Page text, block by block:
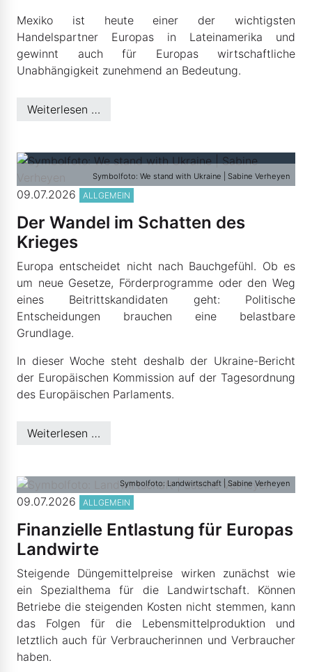
Mexiko ist heute einer der wichtigsten
Handelspartner Europas in Lateinamerika und
gewinnt auch für Europas wirtschaftliche
Unabhängigkeit zunehmend an Bedeutung.
Weiterlesen …
Symbolfoto: We stand with Ukraine | Sabine Verheyen
09.07.2026 ALLGEMEIN
Der Wandel im Schatten des
Krieges
Europa entscheidet nicht nach Bauchgefühl. Ob es
um neue Gesetze, Förderprogramme oder den Weg
eines Beitrittskandidaten geht: Politische
Entscheidungen brauchen eine belastbare
Grundlage.
In dieser Woche steht deshalb der Ukraine-Bericht
der Europäischen Kommission auf der Tagesordnung
des Europäischen Parlaments.
Weiterlesen …
Symbolfoto: Landwirtschaft | Sabine Verheyen
09.07.2026 ALLGEMEIN
Finanzielle Entlastung für Europas
Landwirte
Steigende Düngemittelpreise wirken zunächst wie
ein Spezialthema für die Landwirtschaft. Können
Betriebe die steigenden Kosten nicht stemmen, kann
das Folgen für die Lebensmittelproduktion und
letztlich auch für Verbraucherinnen und Verbraucher
haben.